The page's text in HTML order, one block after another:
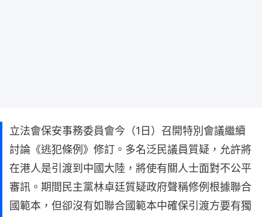
立法會保安事務委員會今（1日）召開特別會議繼續
討論《逃犯條例》修訂。多名泛民議員質疑，允許將
在港人是引渡到中國大陸，將使有關人士面對不公平
審訊。期間民主黨林卓廷質疑政府聲稱修例根據聯合
國範本，但卻沒有如聯合國範本中確保引渡方要有獨